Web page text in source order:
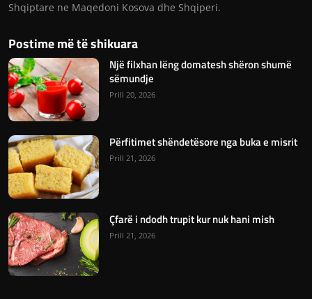
Shqiptare ne Maqedoni Kosova dhe Shqiperi.
Postime më të shikuara
Një filxhan lëng domatesh shëron shumë
sëmundje
Prill 20, 2026
Përfitimet shëndetësore nga buka e misrit
Prill 21, 2026
Çfarë i ndodh trupit kur nuk hani mish
Prill 21, 2026